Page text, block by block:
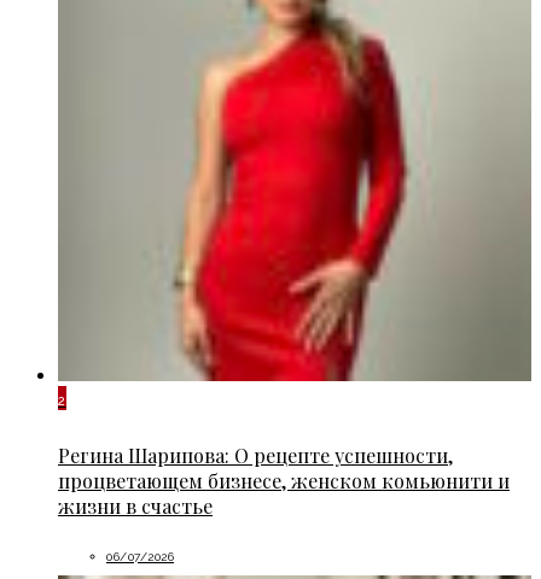
2
Регина Шарипова: О рецепте успешности,
процветающем бизнесе, женском комьюнити и
жизни в счастье
06/07/2026